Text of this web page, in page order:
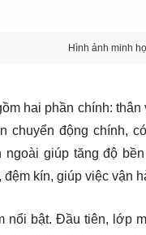
Hình ảnh minh
hai phần chính:
chuyển động chính,
giúp tăng độ
kín, giúp việc vận
nổi bật. Đầu tiên, lớp